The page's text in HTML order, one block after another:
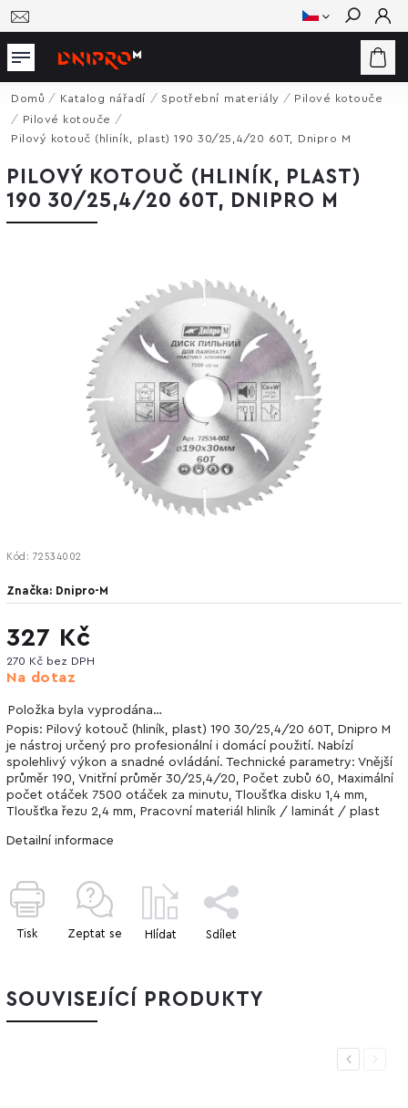
Hledat
Domů / Katalog nářadí / Spotřební materiály / Pilové kotouče
/ Pilové kotouče /
Pilový kotouč (hliník, plast) 190 30/25,4/20 60T, Dnipro M
PILOVÝ KOTOUČ (HLINÍK, PLAST)
190 30/25,4/20 60T, DNIPRO M
Kód: 72534002
Značka: Dnipro-M
327 Kč
270 Kč bez DPH
Na dotaz
Položka byla vyprodána…
Popis: Pilový kotouč (hliník, plast) 190 30/25,4/20 60T, Dnipro M
je nástroj určený pro profesionální i domácí použití. Nabízí
spolehlivý výkon a snadné ovládání. Technické parametry: Vnější
průměr 190, Vnitřní průměr 30/25,4/20, Počet zubů 60, Maximální
počet otáček 7500 otáček za minutu, Tloušťka disku 1,4 mm,
Tloušťka řezu 2,4 mm, Pracovní materiál hliník / laminát / plast
Detailní informace
Tisk Zeptat se Hlídat Sdílet
SOUVISEJÍCÍ PRODUKTY
PreviousNext